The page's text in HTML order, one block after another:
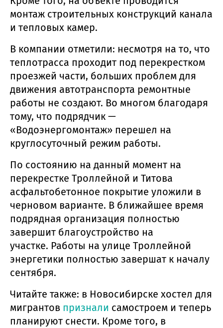
монтаж строительных конструкций канала
и тепловых камер.
В компании отметили: несмотря на то, что
теплотрасса проходит под перекрестком
проезжей части, больших проблем для
движения автотранспорта ремонтные
работы не создают. Во многом благодаря
тому, что подрядчик —
«Водоэнергомонтаж» перешел на
круглосуточный режим работы.
По состоянию на данный момент на
перекрестке Троллейной и Титова
асфальтобетонное покрытие уложили в
черновом варианте. В ближайшее время
подрядная организация полностью
завершит благоустройство на
участке. Работы на улице Троллейной
энергетики полностью завершат к началу
сентября.
Читайте также: в Новосибирске хостел для
мигрантов признали самостроем и теперь
планируют снести. Кроме того, в